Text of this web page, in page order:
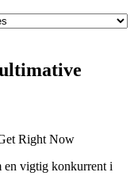
en vigtig konkurrent i